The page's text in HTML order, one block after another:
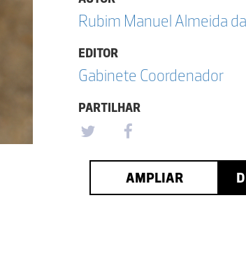
Rubim Manuel Almeida
EDITOR
Gabinete Coordenador
PARTILHAR
AMPLIAR